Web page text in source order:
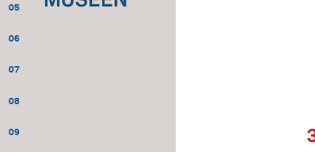
05
06
07
08
09